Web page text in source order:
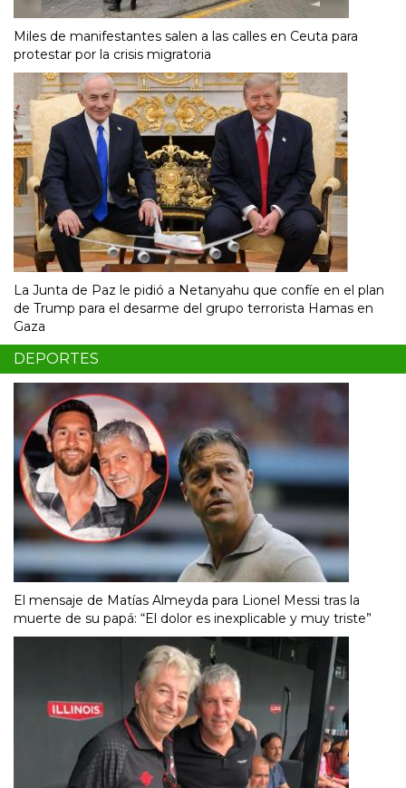
Miles de manifestantes salen a las calles en Ceuta para
protestar por la crisis migratoria
La Junta de Paz le pidió a Netanyahu que confíe en el plan
de Trump para el desarme del grupo terrorista Hamas en
Gaza
DEPORTES
El mensaje de Matías Almeyda para Lionel Messi tras la
muerte de su papá: “El dolor es inexplicable y muy triste”